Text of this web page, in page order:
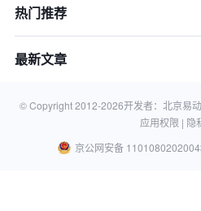
8款主
台
热门推荐
最新文章
© Copyright 2012-2026开发者：北京易
应用权限 | 隐
京公网安备